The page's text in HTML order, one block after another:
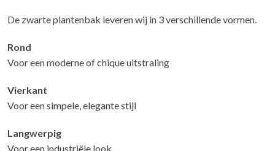
De zwarte plantenbak leveren wij in 3 verschillende vormen.
Rond
Voor een moderne of chique uitstraling
Vierkant
Voor een simpele, elegante stijl
Langwerpig
Voor een industriële look